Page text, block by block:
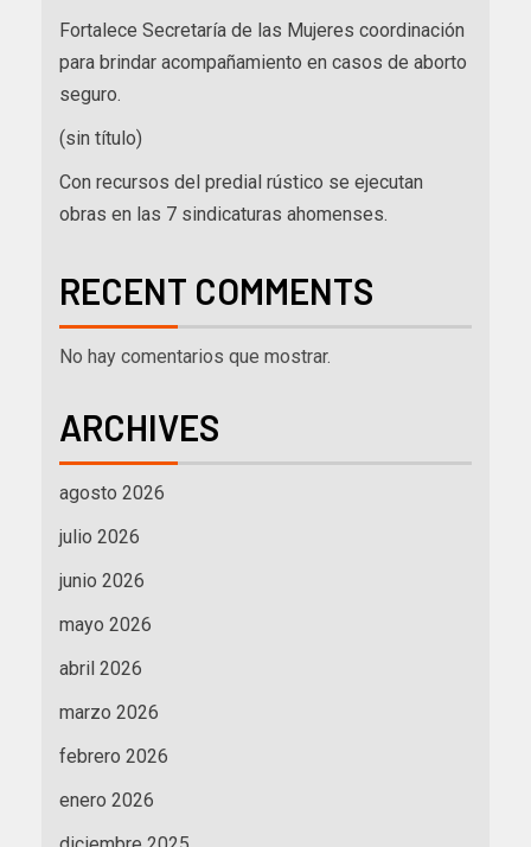
Fortalece Secretaría de las Mujeres coordinación
para brindar acompañamiento en casos de aborto
seguro.
(sin título)
Con recursos del predial rústico se ejecutan
obras en las 7 sindicaturas ahomenses.
RECENT COMMENTS
No hay comentarios que mostrar.
ARCHIVES
agosto 2026
julio 2026
junio 2026
mayo 2026
abril 2026
marzo 2026
febrero 2026
enero 2026